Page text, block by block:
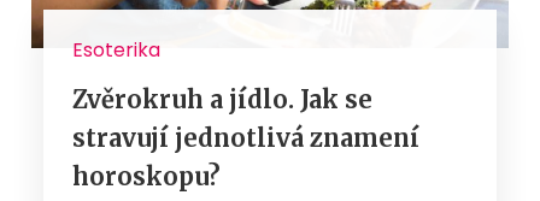
Esoterika
Zvěrokruh a jídlo. Jak se
stravují jednotlivá znamení
horoskopu?